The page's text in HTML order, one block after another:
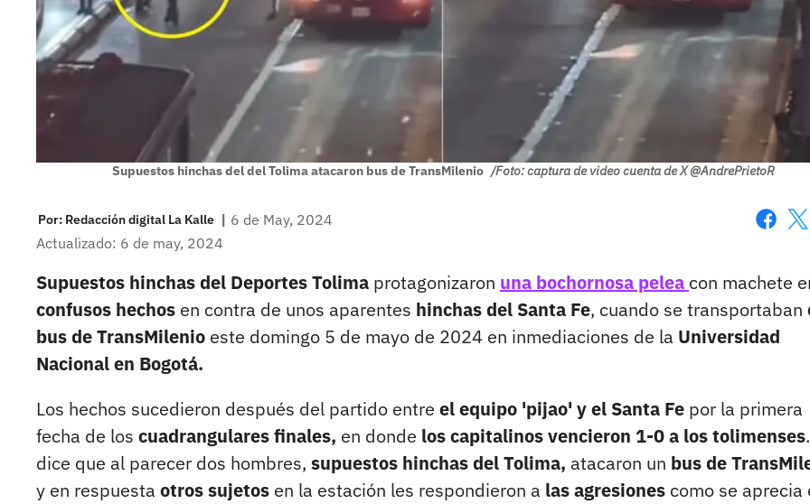
Supuestos hinchas del del Tolima atacaron bus de TransMilenio /Foto: captura de video cuenta de X @AndrePrietoR
Por: Redacción digital La Kalle | 6 de May, 2024
Actualizado: 6 de may, 2024
Supuestos hinchas del Deportes Tolima protagonizaron una bochornosa pelea con machete
confusos hechos en contra de unos aparentes hinchas del Santa Fe, cuando se transportaban
bus de TransMilenio este domingo 5 de mayo de 2024 en inmediaciones de la Universidad
Nacional en Bogotá.
Los hechos sucedieron después del partido entre el equipo 'pijao' y el Santa Fe por la primera
fecha de los cuadrangulares finales, en donde los capitalinos vencieron 1-0 a los tolimenses
dice que al parecer dos hombres, supuestos hinchas del Tolima, atacaron un bus de
y en respuesta otros sujetos en la estación les respondieron a las agresiones como se aprecia